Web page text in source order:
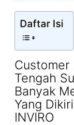
Daftar Isi
Customer
Tengah
Banyak
Yang
INVIRO